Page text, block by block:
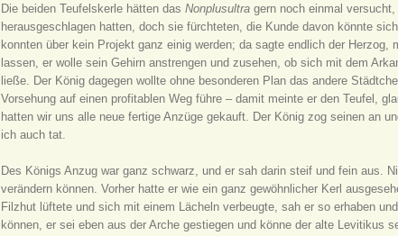
Die beiden Teufelskerle hätten dasNonplusultra gern noch einmal
herausgeschlagen hatten, doch sie fürchteten, die Kunde davon könnte
konnten über kein Projekt ganz einig werden; da sagte endlich der
lassen, er wolle sein Gehirn anstrengen und zusehen, ob sich mit dem
ließe. Der König dagegen wollte ohne besonderen Plan das andere
Vorsehung auf einen profitablen Weg führe – damit meinte er den Teufel,
hatten wir uns alle neue fertige Anzüge gekauft. Der König zog seinen an
ich auch tat.
Des Königs Anzug war ganz schwarz, und er sah darin steif und fein aus.
verändern können. Vorher hatte er wie ein ganz gewöhnlicher Kerl
Filzhut lüftete und sich mit einem Lächeln verbeugte, sah er so erhaben
können, er sei eben aus der Arche gestiegen und könne der alte Levitikus